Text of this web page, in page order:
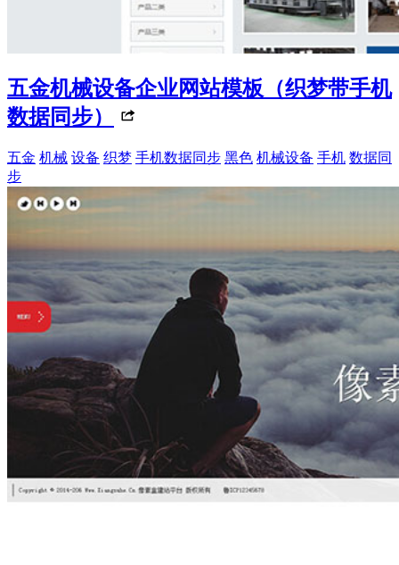
五金机械设备企业网站模板（织梦带手机
数据同步）
五金 机械 设备 织梦 手机数据同步 黑色 机械设备 手机 数据同
步